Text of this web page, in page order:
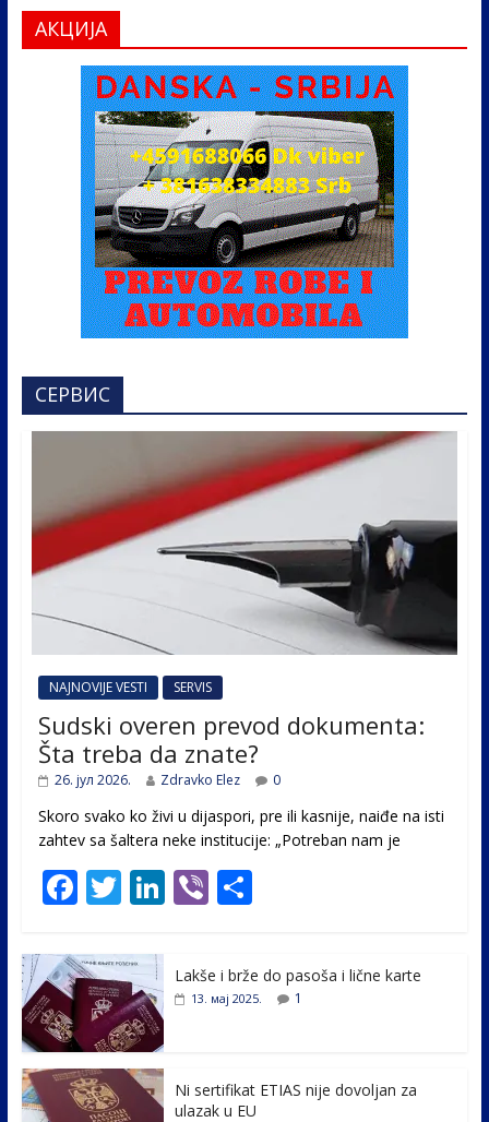
АКЦИЈА
СЕРВИС
NAJNOVIJE VESTI SERVIS
Sudski overen prevod dokumenta:
Šta treba da znate?
26. јул 2026. Zdravko Elez 0
Skoro svako ko živi u dijaspori, pre ili kasnije, naiđe na isti
zahtev sa šaltera neke institucije: „Potreban nam je
F
e
b
o
o
k
T
itt
er
Li
e
Vi
er
S
ar
e
Lakše i brže do pasoša i lične karte
13. мај 2025. 1
Ni sertifikat ETIAS nije dovoljan za
ulazak u EU